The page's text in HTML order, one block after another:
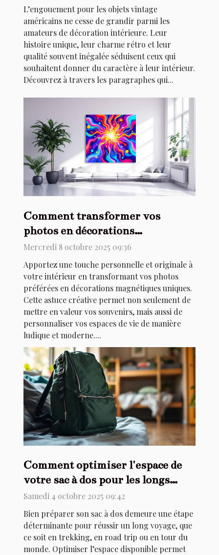
L’engouement pour les objets vintage
américains ne cesse de grandir parmi les
amateurs de décoration intérieure. Leur
histoire unique, leur charme rétro et leur
qualité souvent inégalée séduisent ceux qui
souhaitent donner du caractère à leur intérieur.
Découvrez à travers les paragraphes qui...
Comment transformer vos
photos en décorations
magnétiques uniques ?
Mercredi 8 octobre 2025 09:36
Apportez une touche personnelle et originale à
votre intérieur en transformant vos photos
préférées en décorations magnétiques uniques.
Cette astuce créative permet non seulement de
mettre en valeur vos souvenirs, mais aussi de
personnaliser vos espaces de vie de manière
ludique et moderne....
Comment optimiser l'espace de
votre sac à dos pour les longs
voyages ?
Samedi 4 octobre 2025 09:42
Bien préparer son sac à dos demeure une étape
déterminante pour réussir un long voyage, que
ce soit en trekking, en road trip ou en tour du
monde. Optimiser l’espace disponible permet